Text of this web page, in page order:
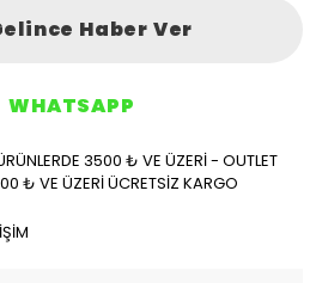
Haber Ver
WHATSAPP
3500 ₺ VE ÜZERİ - OUTLET
₺ VE ÜZERİ ÜCRETSİZ KARGO